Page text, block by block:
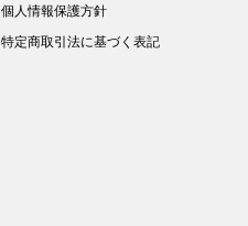
個人情報保護方針
特定商取引法に基づく表記